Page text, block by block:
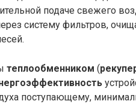
подаче свежего
систему фильтров,
теплообменником (
поступающему,